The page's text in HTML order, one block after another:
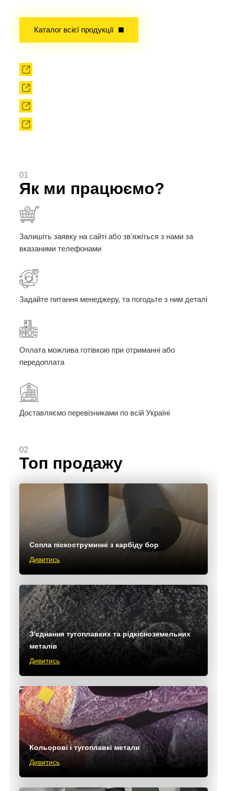
Каталог всієї продукції
01
Як ми працюємо?
Залишіть заявку на сайті або зв'яжіться з нами за
вказаними телефонами
Задайте питання менеджеру, та погодьте з ним деталі
Оплата можлива готівкою при отриманні або
передоплата
Доставляємо перевізниками по всій Україні
02
Топ продажу
Сопла піскоструминні з карбіду бор
Дивитись
З'єднання тугоплавких та рідкісноземельних
металів
Дивитись
Кольорові і тугоплавкі метали
Дивитись